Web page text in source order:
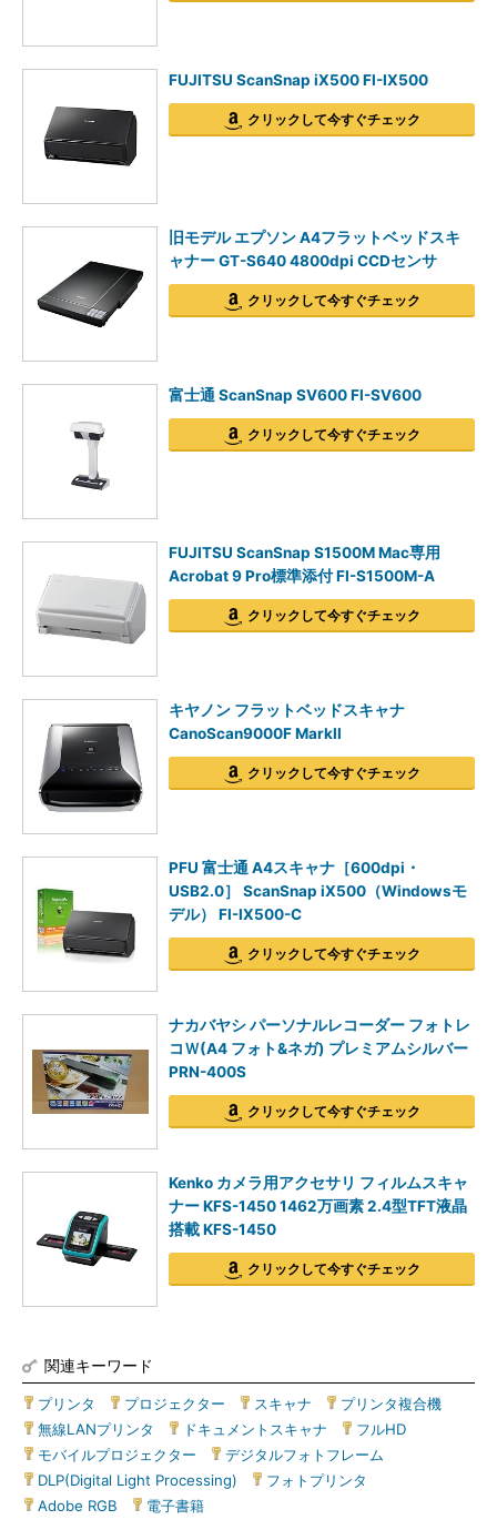
FUJITSU ScanSnap iX500 FI-IX500
クリックして今すぐチェック
旧モデル エプソン A4フラットベッドスキ
ャナー GT-S640 4800dpi CCDセンサ
クリックして今すぐチェック
富士通 ScanSnap SV600 FI-SV600
クリックして今すぐチェック
FUJITSU ScanSnap S1500M Mac専用
Acrobat 9 Pro標準添付 FI-S1500M-A
クリックして今すぐチェック
キヤノン フラットベッドスキャナ
CanoScan9000F MarkII
クリックして今すぐチェック
PFU 富士通 A4スキャナ［600dpi・
USB2.0］ ScanSnap iX500（Windowsモ
デル） FI-IX500-C
クリックして今すぐチェック
ナカバヤシ パーソナルレコーダー フォトレ
コＷ(A4 フォト&ネガ) プレミアムシルバー
PRN-400S
クリックして今すぐチェック
Kenko カメラ用アクセサリ フィルムスキャ
ナー KFS-1450 1462万画素 2.4型TFT液晶
搭載 KFS-1450
クリックして今すぐチェック
関連キーワード
プリンタ プロジェクター スキャナ プリンタ複合機
無線LANプリンタ
ドキュメントスキャナ フルHD
モバイルプロジェクター
デジタルフォトフレーム
DLP(Digital Light Processing)
フォトプリンタ
Adobe RGB
電子書籍